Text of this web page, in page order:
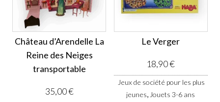
Château d’Arendelle La
Reine des Neiges
transportable
35,00€
Le Verger
18,90€
Jeux de société pour les plus
jeunes, Jouets 3-6 ans